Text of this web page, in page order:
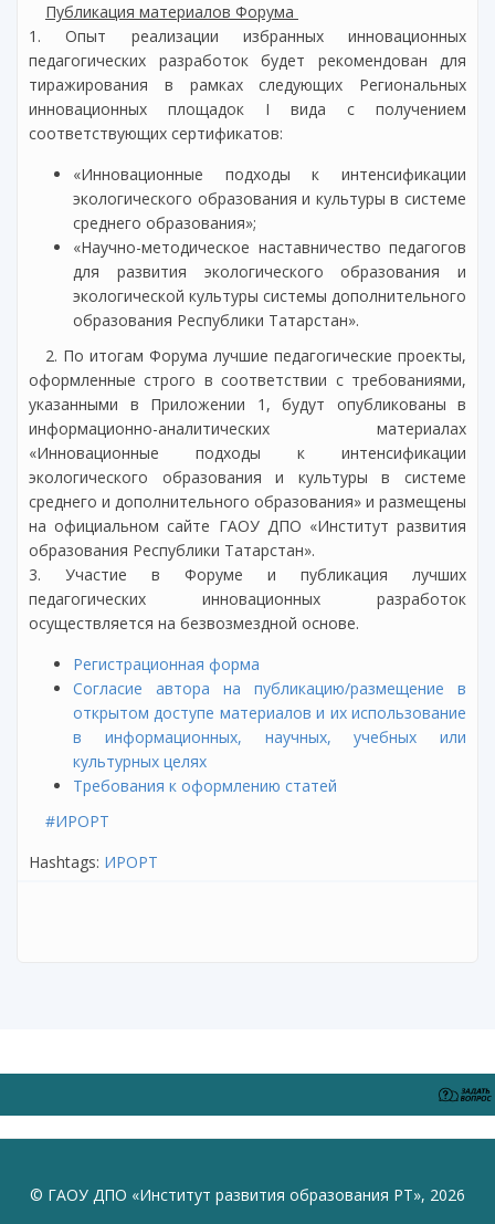
Публикация материалов Форума
1. Опыт реализации избранных инновационных
педагогических разработок будет рекомендован для
тиражирования в рамках следующих Региональных
инновационных площадок I вида с получением
соответствующих сертификатов:
«Инновационные подходы к интенсификации
экологического образования и культуры в системе
среднего образования»;
«Научно-методическое наставничество педагогов
для развития экологического образования и
экологической культуры системы дополнительного
образования Республики Татарстан».
2. По итогам Форума лучшие педагогические проекты,
оформленные строго в соответствии с требованиями,
указанными в Приложении 1, будут опубликованы в
информационно-аналитических материалах
«Инновационные подходы к интенсификации
экологического образования и культуры в системе
среднего и дополнительного образования» и размещены
на официальном сайте ГАОУ ДПО «Институт развития
образования Республики Татарстан».
3. Участие в Форуме и публикация лучших
педагогических инновационных разработок
осуществляется на безвозмездной основе.
Регистрационная форма
Согласие автора на публикацию/размещение в
открытом доступе материалов и их использование
в информационных, научных, учебных или
культурных целях
Требования к оформлению статей
#ИРОРТ
Hashtags: ИРОРТ
© ГАОУ ДПО «Институт развития образования РТ», 2026